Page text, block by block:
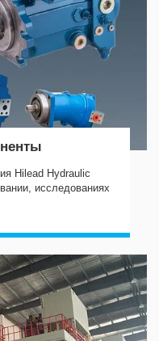
Hilead Hydraulic
исследованиях